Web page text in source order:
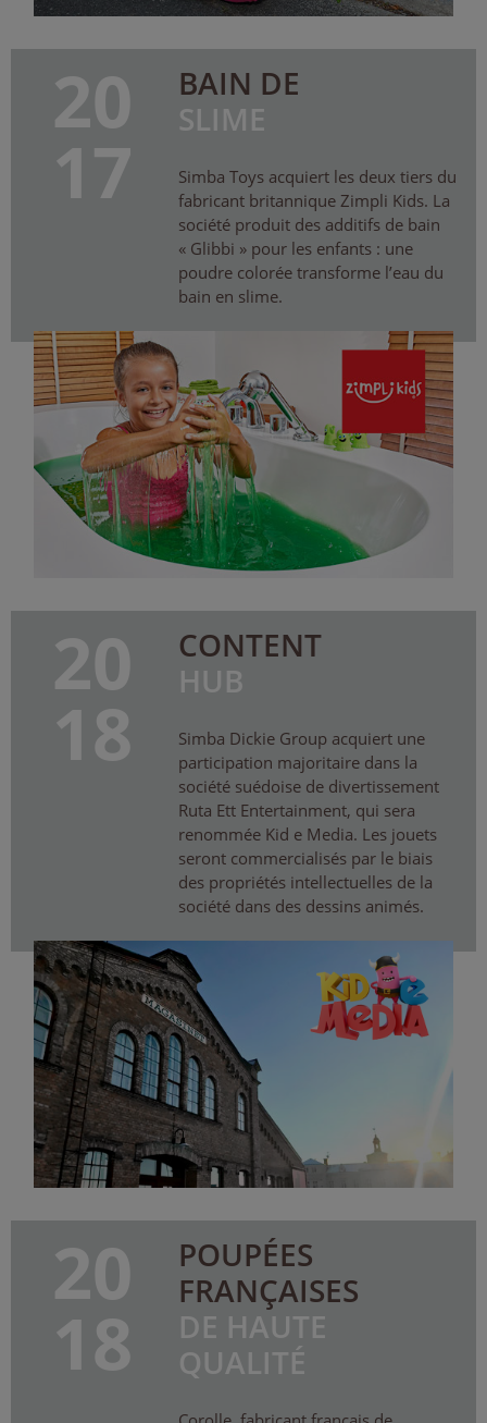
20
17
BAIN DE
SLIME
Simba Toys acquiert les deux tiers du
fabricant britannique Zimpli Kids. La
société produit des additifs de bain
« Glibbi » pour les enfants : une
poudre colorée transforme l’eau du
bain en slime.
20
18
CONTENT
HUB
Simba Dickie Group acquiert une
participation majoritaire dans la
société suédoise de divertissement
Ruta Ett Entertainment, qui sera
renommée Kid e Media. Les jouets
seront commercialisés par le biais
des propriétés intellectuelles de la
société dans des dessins animés.
20
18
POUPÉES
FRANÇAISES
DE HAUTE
QUALITÉ